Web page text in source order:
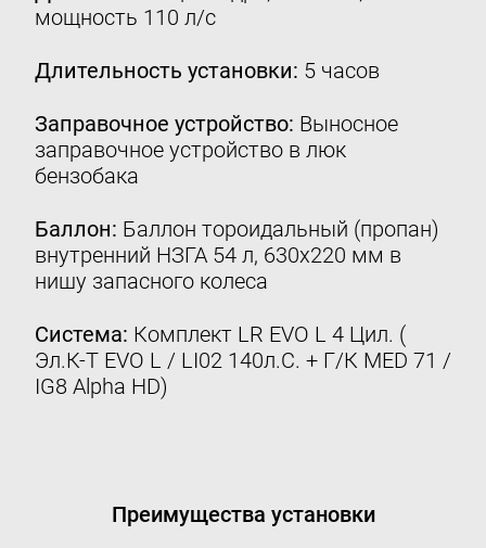
Контакты
8 (800) 777-08-01
пн-пт: с 09:00 до 17:00
info@intergasservice.ru
Оставить отзыв
Email
мощность 110 л/с
Длительность установки: 5 часов
Заправочное устройство: Выносное
заправочное устройство в люк
бензобака
Баллон: Баллон тороидальный (пропан)
внутренний НЗГА 54 л, 630х220 мм в
нишу запасного колеса
Система: Комплект LR EVO L 4 Цил. (
Эл.К-Т EVO L / LI02 140л.С. + Г/К MED 71 /
IG8 Alpha HD)
Преимущества установки